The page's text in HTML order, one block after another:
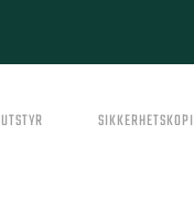
SIKKERHETSKOPI